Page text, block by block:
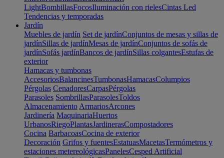
LightBombillasFocosIluminación con rielesCintas Led
Tendencias y temporadas
Jardín
Muebles de jardín Set de jardínConjuntos de mesas y sillas de
jardínSillas de jardínMesas de jardínConjuntos de sofás de
jardínSofás jardínBancos de jardínSillas colgantesEstufas de
exterior
Hamacas y tumbonas
AccesoriosBalancinesTumbonasHamacasColumpios
Pérgolas CenadoresCarpasPérgolas
Parasoles SombrillasParasolesToldos
Almacenamiento ArmariosArcones
Jardinería MaquinariaHuertos
UrbanosRiegoPlantasJardinerasCompostadores
Cocina BarbacoasCocina de exterior
Decoración Grifos y fuentesEstatuasMacetasTermómetros y
estaciones metereológicasPanelesCesped Artificial